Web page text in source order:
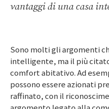
vantaggi di una casa
Sono molti gli argomenti
intelligente, ma il più
comfort abitativo. Ad
possono essere azionati
raffinato, con il